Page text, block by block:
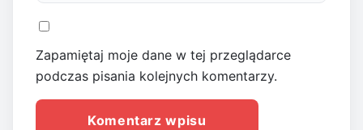
Zapamiętaj moje dane w tej przeglądarce
podczas pisania kolejnych komentarzy.